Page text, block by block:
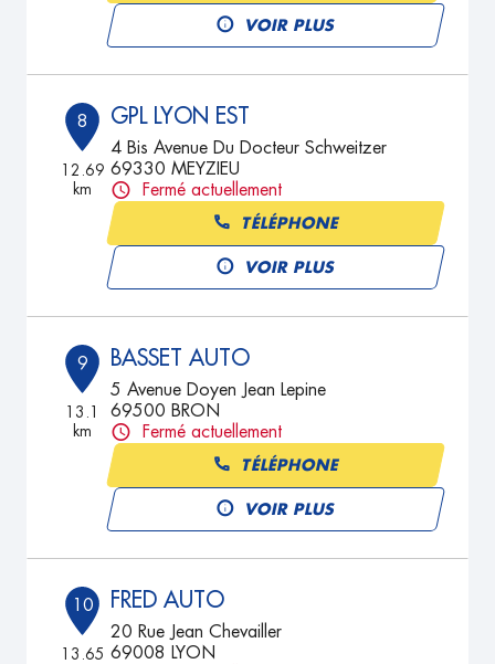
VOIR PLUS
8
12.69
km
GPL LYON EST
4 Bis Avenue Du Docteur Schweitzer
69330 MEYZIEU
Fermé actuellement
TÉLÉPHONE
VOIR PLUS
9
13.1
km
BASSET AUTO
5 Avenue Doyen Jean Lepine
69500 BRON
Fermé actuellement
TÉLÉPHONE
VOIR PLUS
10
13.65
FRED AUTO
20 Rue Jean Chevailler
69008 LYON